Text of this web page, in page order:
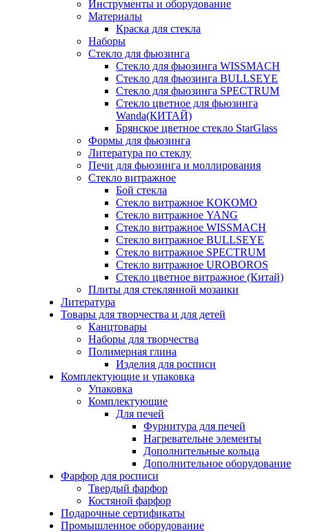
Инструменты и оборудование
Материалы
Краска для стекла
Наборы
Стекло для фьюзинга
Стекло для фьюзинга WISSMACH
Стекло для фьюзинга BULLSEYE
Стекло для фьюзинга SPECTRUM
Стекло цветное для фьюзинга
Wanda(КИТАЙ)
Брянское цветное стекло StarGlass
Формы для фьюзинга
Литература по стеклу
Печи для фьюзинга и моллирования
Стекло витражное
Бой стекла
Стекло витражное KOKOMO
Стекло витражное YANG
Стекло витражное WISSMACH
Стекло витражное BULLSEYE
Стекло витражное SPECTRUM
Стекло витражное UROBOROS
Стекло цветное витражное (Китай)
Плиты для стеклянной мозаики
Литература
Товары для творчества и для детей
Канцтовары
Наборы для творчества
Полимерная глина
Изделия для росписи
Комплектующие и упаковка
Упаковка
Комплектующие
Для печей
Фурнитура для печей
Нагревательне элементы
Дополнительные кольца
Дополнительное оборудование
Фарфор для росписи
Твердый фарфор
Костяной фарфор
Подарочные сертификаты
Промышленное оборудование